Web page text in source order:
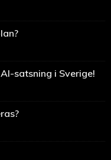
satsning i Sverige!